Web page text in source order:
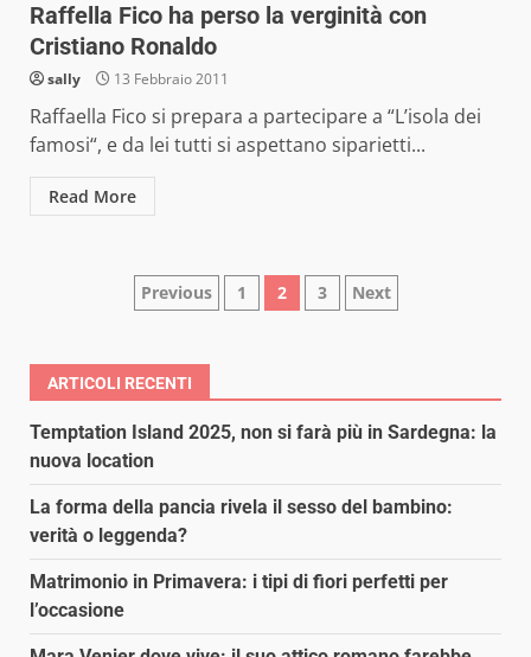
Raffella Fico ha perso la verginità con
Cristiano Ronaldo
sally 13 Febbraio 2011
Raffaella Fico si prepara a partecipare a “L’isola dei
famosi“, e da lei tutti si aspettano siparietti...
Read More
Paginazione
articoli
Previous 1 2 3 Next
ARTICOLI RECENTI
Temptation Island 2025, non si farà più in Sardegna: la
nuova location
La forma della pancia rivela il sesso del bambino:
verità o leggenda?
Matrimonio in Primavera: i tipi di fiori perfetti per
l’occasione